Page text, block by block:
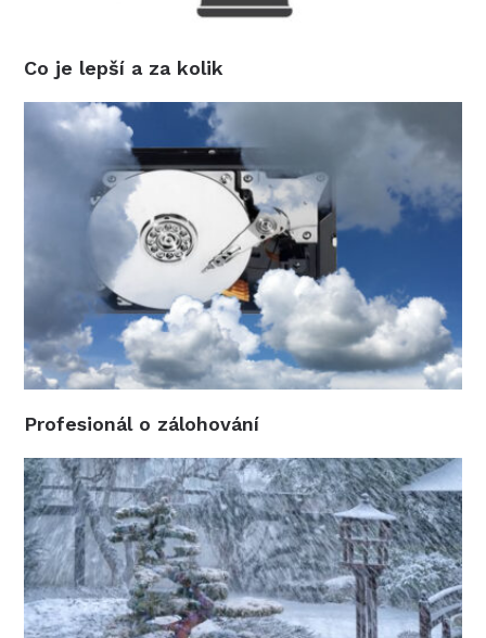
Co je lepší a za kolik
Profesionál o zálohování